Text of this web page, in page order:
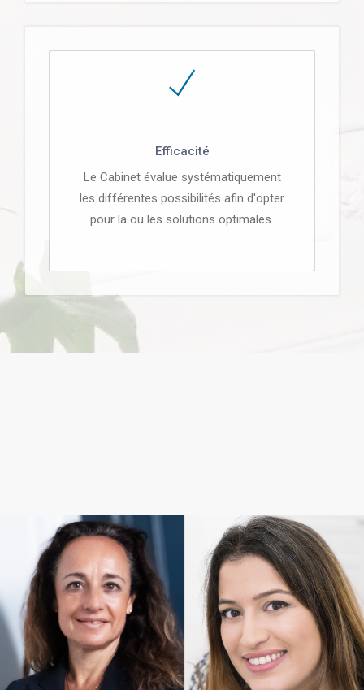
Efficacité
Le Cabinet évalue systématiquement
les différentes possibilités afin d'opter
pour la ou les solutions optimales.